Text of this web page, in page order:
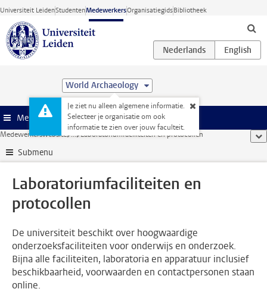
Ga direct naar de inhoud
Universiteit LeidenStudentenMedewerkersOrganisatiegidsBibliotheek
World Archaeology
Je ziet nu alleen algemene informatie.
Selecteer je organisatie om ook
informatie te zien over jouw faculteit.
Menu
Medewerkerswebsite ... Laboratoriumfaciliteiten en protocollen
Submenu
Laboratoriumfaciliteiten en
protocollen
De universiteit beschikt over hoogwaardige
onderzoeksfaciliteiten voor onderwijs en onderzoek.
Bijna alle faciliteiten, laboratoria en apparatuur inclusief
beschikbaarheid, voorwaarden en contactpersonen staan
online.